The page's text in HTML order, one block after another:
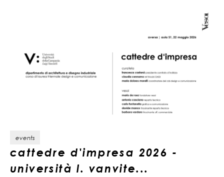
events
cattedre d'impresa 2026 -
università l. vanvite...